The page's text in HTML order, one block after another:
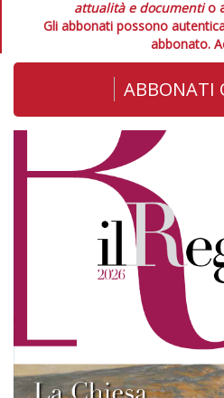
attualità e documentio
Gli abbonati possono
abbonato.
ABBONATI